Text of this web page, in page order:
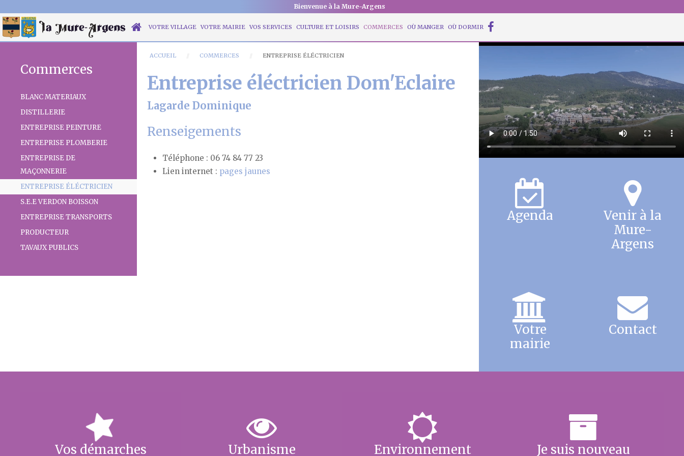
Bienvenue à la Mure-Argens
VOTRE VILLAGE VOTRE MAIRIE VOS SERVICES CULTURE ET LOISIRS COMMERCES OÙ MANGER OÙ DORMIR
ACCUEIL COMMERCES ENTREPRISE ÉLÉCTRICIEN
Entreprise éléctricien Dom'Eclaire
Lagarde Dominique
Renseigements
Téléphone : 06 74 84 77 23
Lien internet : pages jaunes
Agenda
Venir à la
Mure-
Argens
Votre
mairie
Contact
Commerces
BLANC MATERIAUX
DISTILLERIE
ENTREPRISE PEINTURE
ENTREPRISE PLOMBERIE
ENTREPRISE DE
MAÇONNERIE
ENTREPRISE ÉLÉCTRICIEN
S.E.E VERDON BOISSON
ENTREPRISE TRANSPORTS
PRODUCTEUR
TAVAUX PUBLICS
Vos démarches Urbanisme Environnement Je suis nouveau